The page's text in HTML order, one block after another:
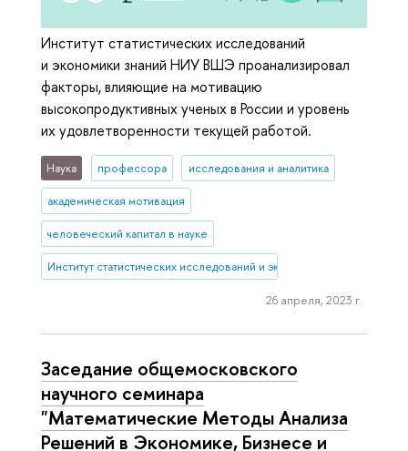
Институт статистических исследований
и экономики знаний НИУ ВШЭ проанализировал
факторы, влияющие на мотивацию
высокопродуктивных ученых в России и уровень
их удовлетворенности текущей работой.
Наука профессора исследования и аналитика
академическая мотивация
человеческий капитал в науке
Институт статистических исследований и экономики знаний
26 апреля, 2023 г.
Заседание общемосковского
научного семинара
"Математические Методы Анализа
Решений в Экономике, Бизнесе и